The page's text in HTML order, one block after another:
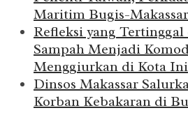
Maritim Bugis-Makassar
Refleksi yang
Sampah Menjadi
Menggiurkan di Kota Ini
Dinsos Makassar
Korban Kebakaran di